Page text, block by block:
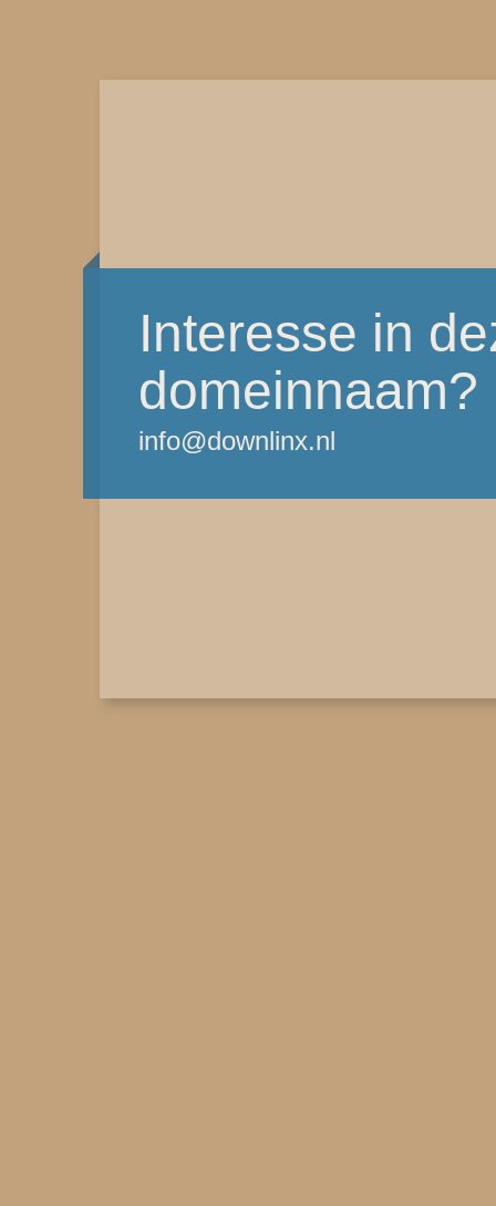
Interesse in
domeinnaam?
info@downlinx.nl